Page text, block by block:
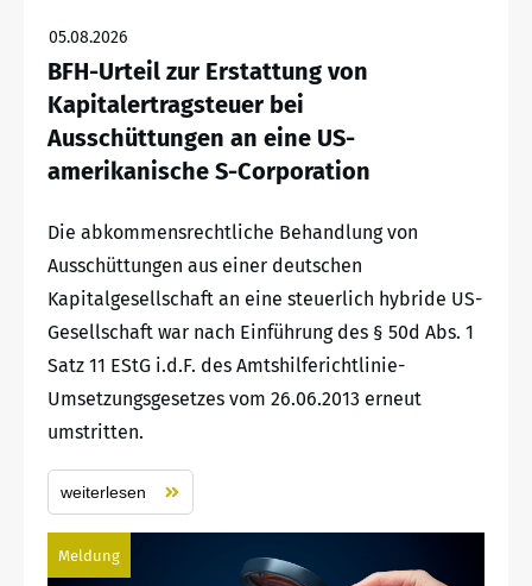
05.08.2026
BFH-Urteil zur Erstattung von
Kapitalertragsteuer bei
Ausschüttungen an eine US-
amerikanische S-Corporation
Die abkommensrechtliche Behandlung von
Ausschüttungen aus einer deutschen
Kapitalgesellschaft an eine steuerlich hybride US-
Gesellschaft war nach Einführung des § 50d Abs. 1
Satz 11 EStG i.d.F. des Amtshilferichtlinie-
Umsetzungsgesetzes vom 26.06.2013 erneut
umstritten.
weiterlesen
Meldung